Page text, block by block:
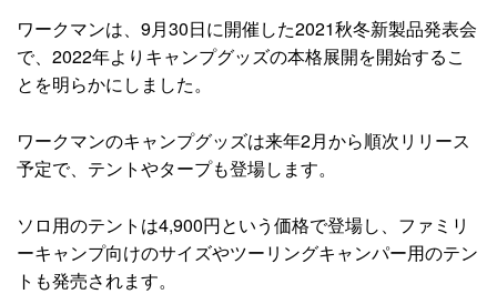
ワークマンは、9月30日に開催した2021秋冬新製品発表会
で、2022年よりキャンプグッズの本格展開を開始するこ
とを明らかにしました。
ワークマンのキャンプグッズは来年2月から順次リリース
予定で、テントやタープも登場します。
ソロ用のテントは4,900円という価格で登場し、ファミリ
ーキャンプ向けのサイズやツーリングキャンパー用のテン
トも発売されます。